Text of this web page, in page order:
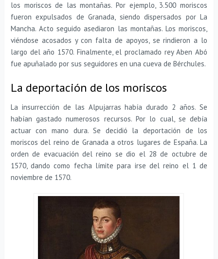
los moriscos de las montañas. Por ejemplo, 3.500 moriscos
fueron expulsados de Granada, siendo dispersados por La
Mancha. Acto seguido asediaron las montañas. Los moriscos,
viéndose acosados y con falta de apoyos, se rindieron a lo
largo del año 1570. Finalmente, el proclamado rey Aben Abó
fue apuñalado por sus seguidores en una cueva de Bérchules.
La deportación de los moriscos
La insurrección de las Alpujarras había durado 2 años. Se
habían gastado numerosos recursos. Por lo cual, se debía
actuar con mano dura. Se decidió la deportación de los
moriscos del reino de Granada a otros lugares de España. La
orden de evacuación del reino se dio el 28 de octubre de
1570, dando como fecha límite para irse del reino el 1 de
noviembre de 1570.